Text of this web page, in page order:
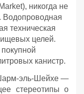
никогда не
Водопроводная
техническая
целей.
канистр.
эль-Шейхе —
стереотипы о